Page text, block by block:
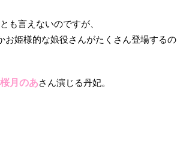
も言えないのですが、
お姫様的な娘役さんがたくさん登場するの
桜月のあさん演じる丹妃。